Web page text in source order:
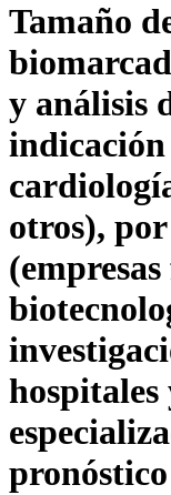
Tamaño
y análisis
otros),